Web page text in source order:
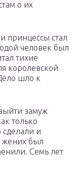
о их
принцессы стал
человек был
тихие
королевской
шло к
замуж
только
сделали и
жених был
Семь лет